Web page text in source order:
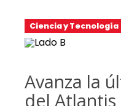
Ciencia y Tecnología
Avanza la
del Atlantis